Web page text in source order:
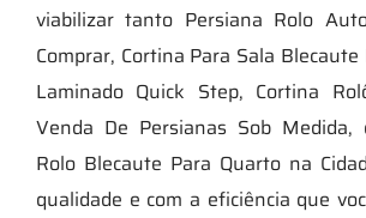
viabilizar tanto Persiana Rolo
Comprar, Cortina Para Sala Blecaute
Laminado Quick Step, Cortina
Venda De Persianas Sob Medida,
Rolo Blecaute Para Quarto na
qualidade e com a eficiência que